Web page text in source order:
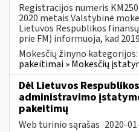
Registracijos numeris
2020 metais Valstybinė
Lietuvos Respublikos
prie FM) informuoja, kad
Mokesčių žinyno kategorijos:
pakeitimai » Mokesčių
Dėl Lietuvos Respublikos
administravimo
pakeitimų
Web turinio sąrašas 2020-